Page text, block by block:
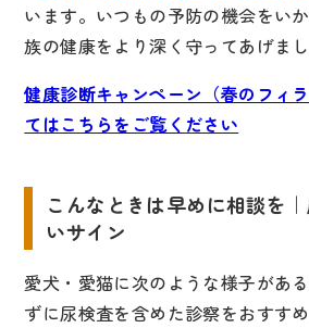
います。いつもの予防の機会をい
族の健康をより深く守ってあげまし
健康診断キャンペーン（春のフィ
てはこちらをご覧ください
こんなときは早めに相談を
いサイン
愛犬・愛猫に次のような様子があ
ずに尿検査を含めた診察をおすすめ